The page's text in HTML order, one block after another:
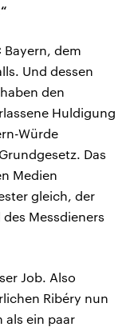
Bayern, dem
Und dessen
den
Huldigung
Würde
Das
Medien
gleich, der
Messdieners
Job. Also
Ribéry nun
als ein paar